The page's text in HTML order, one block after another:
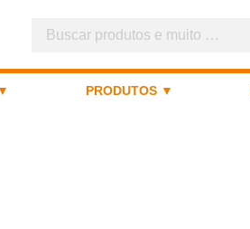
PRODUTOS ▼